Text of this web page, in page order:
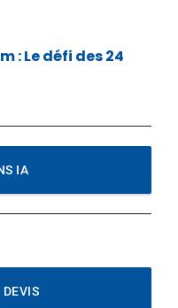
: Le défi des 24
IA
DEVIS